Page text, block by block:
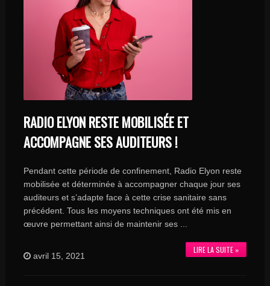
RADIO ELYON RESTE MOBILISÉE ET
ACCOMPAGNE SES AUDITEURS !
Pendant cette période de confinement, Radio Elyon reste
mobilisée et déterminée à accompagner chaque jour ses
auditeurs et s’adapte face à cette crise sanitaire sans
précédent. Tous les moyens techniques ont été mis en
œuvre permettant ainsi de maintenir ses ...
LIRE LA SUITE »
avril 15, 2021